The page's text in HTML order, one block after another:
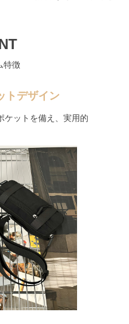
特徴
トデザイン
ケットを備え、実用的